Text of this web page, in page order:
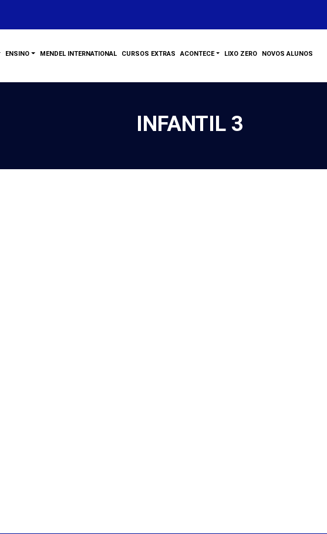
ENSINO MENDEL INTERNATIONAL CURSOS EXTRAS ACONTECE LIXO ZERO NOVOS ALUNOS
INFANTIL 3